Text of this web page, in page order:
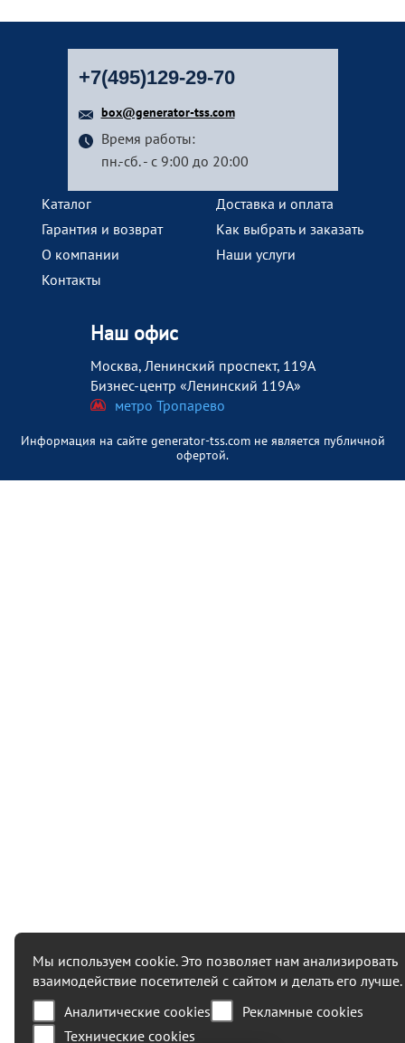
+7(495)129-29-70
box@generator-tss.com
Время работы:
пн.-сб. - с 9:00 до 20:00
Каталог
Доставка и оплата
Гарантия и возврат
Как выбрать и заказать
О компании
Наши услуги
Контакты
Наш офис
Москва, Ленинский проспект, 119А
Бизнес-центр «Ленинский 119А»
метро Тропарево
Информация на сайте generator-tss.com не является публичной
офертой.
Мы используем cookie. Это позволяет нам анализировать
взаимодействие посетителей с сайтом и делать его лучше.
Аналитические cookies
Рекламные cookies
Технические cookies